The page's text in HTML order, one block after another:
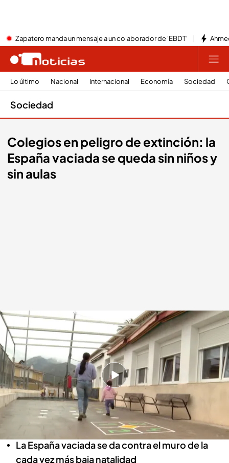
Zapatero manda un mensaje a un colaborador de 'EBDT'
Lo último Nacional Internacional Economía Sociedad
Sociedad
Colegios en peligro de extinción: la
España vaciada se queda sin niños y
sin aulas
La baja natalidad condena a los colegios de la España vaciada a
desaparecer
Redacción digital Noticias Cuatro
02 MAY 2024 - 09:01h.
En España 140 centros escolares están
condenados a desaparecer por falta de
alumnos
La España vaciada se da contra el muro de la
cada vez más baja natalidad